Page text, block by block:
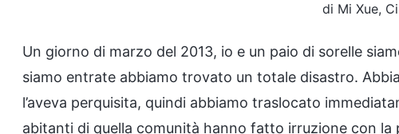
di Mi Xue,
Un giorno di marzo del 2013, io e un paio di sorelle
siamo entrate abbiamo trovato un totale disastro.
l’aveva perquisita, quindi abbiamo traslocato
abitanti di quella comunità hanno fatto irruzione con